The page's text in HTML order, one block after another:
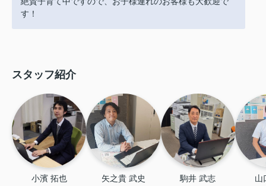
す！
スタッフ紹介
小濱 拓也 矢之貴 武史 駒井 武志 山